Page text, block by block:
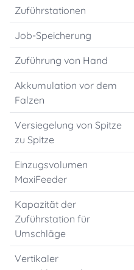
Zuführstationen
Job-Speicherung
Zuführung von Hand
Akkumulation vor dem
Falzen
Versiegelung von Spitze
zu Spitze
Einzugsvolumen
MaxiFeeder
Kapazität der
Zuführstation für
Umschläge
Vertikaler